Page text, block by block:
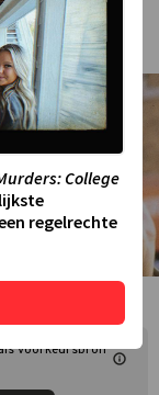
03-05-24 10:14
voorkeursbron
College
regelrechte